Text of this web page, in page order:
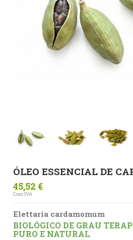
ÓLEO ESSENCIAL DE
45,52 €
Com IVA
Elettaria cardamomum
BIOLÓGICO DE GRAU
PURO E NATURAL